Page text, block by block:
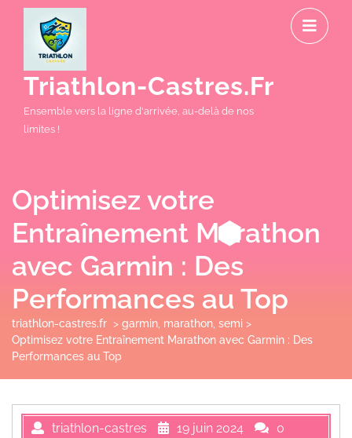
Triathlon-Castres.fr
Ensemble vers la ligne d'arrivée, au-delà de nos
limites !
Optimisez votre
Entraînement Marathon
avec Garmin : Des
Performances au Top
triathlon-castres.fr > garmin marathon semi >
Optimisez votre Entraînement Marathon avec Garmin : Des
Performances au Top
triathlon-castres 19 juin 2024
0